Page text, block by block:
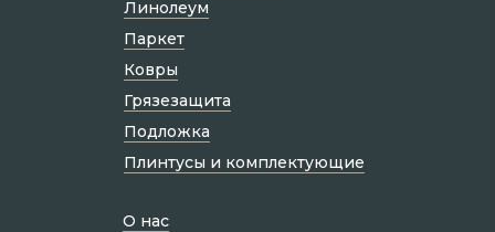
О нас
Линолеум
Паркет
Ковры
Грязезащита
Подложка
Плинтусы и комплектующие